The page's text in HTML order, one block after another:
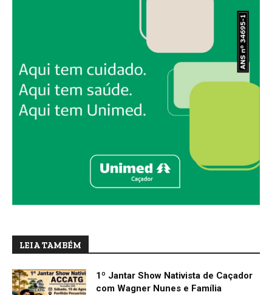
LEIA TAMBÉM
1º Jantar Show Nativista de Caçador
com Wagner Nunes e Família